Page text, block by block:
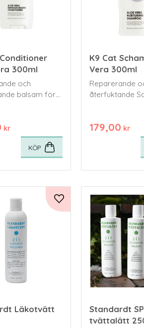
300ml
och
balsam för
kr
KÖP
K9 Cat
Vera 300ml
​Reparerande
återfuktande
179,00 kr
Läkotvätt
Lägg till i favoriter
Standardt SP
tvättalätt